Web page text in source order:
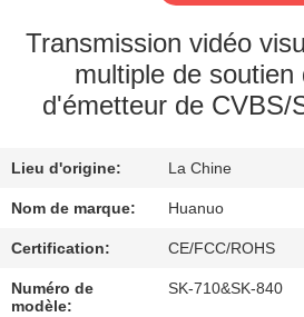
NOUS
VISITE
L'USINE
CONTRÔLE
QUALITÉ
Transmission vidéo
multiple de soutien
d'émetteur de CVBS/
Lieu d'origine: La Chine
Nom de marque: Huanuo
Certification: CE/FCC/ROHS
Numéro de
modèle:
SK-710&SK-840